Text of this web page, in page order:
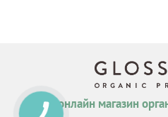
онлайн магазин
КНОПКА